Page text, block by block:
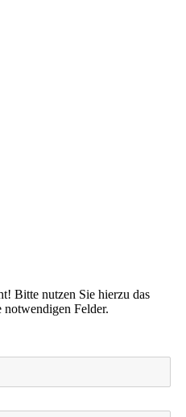
Bitte nutzen Sie hierzu das
Felder.